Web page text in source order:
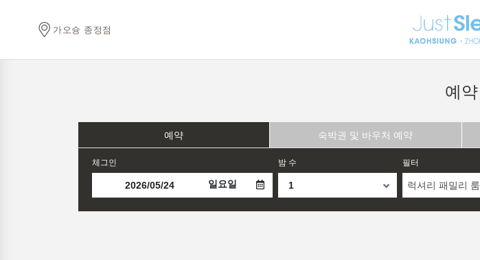
가오슝 종정점
예약
예약 숙박권 및 바우처 예약
체그인
일요일
밤 수 필터
럭셔리 패밀리 룸